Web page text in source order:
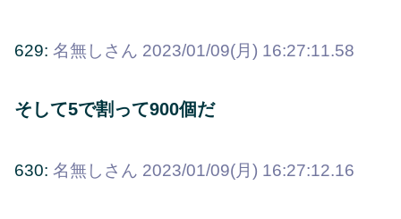
629: 名無しさん 2023/01/09(月) 16:27:11.58
そして5で割って900個だ
630: 名無しさん 2023/01/09(月) 16:27:12.16